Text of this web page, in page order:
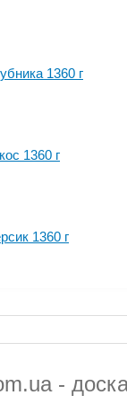
1360 г
1360 г
1360 г
-